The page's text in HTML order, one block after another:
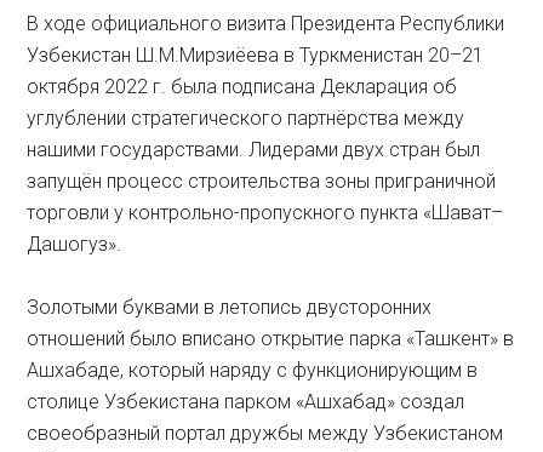
В ходе официального визита Президента Республики
Узбекистан Ш.М.Мирзиёева в Туркменистан 20–21
октября 2022 г. была подписана Декларация об
углублении стратегического партнёрства между
нашими государствами. Лидерами двух стран был
запущён процесс строительства зоны приграничной
торговли у контрольно-пропускного пункта «Шават–
Дашогуз».
Золотыми буквами в летопись двусторонних
отношений было вписано открытие парка «Ташкент» в
Ашхабаде, который наряду с функционирующим в
столице Узбекистана парком «Ашхабад» создал
своеобразный портал дружбы между Узбекистаном